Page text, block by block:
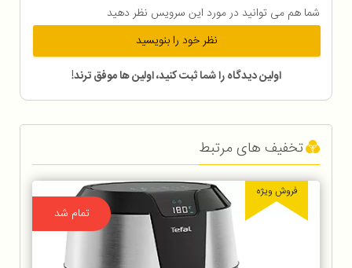
شما هم می توانید در مورد این سرویس نظر دهید
نظر خود را بنویسید
اولین دیدگاه را شما ثبت کنید، اولین ها موفق ترند!
تخفیف های مرتبط
تمام شد
فروش ویژه